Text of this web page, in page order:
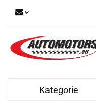
Kategorie